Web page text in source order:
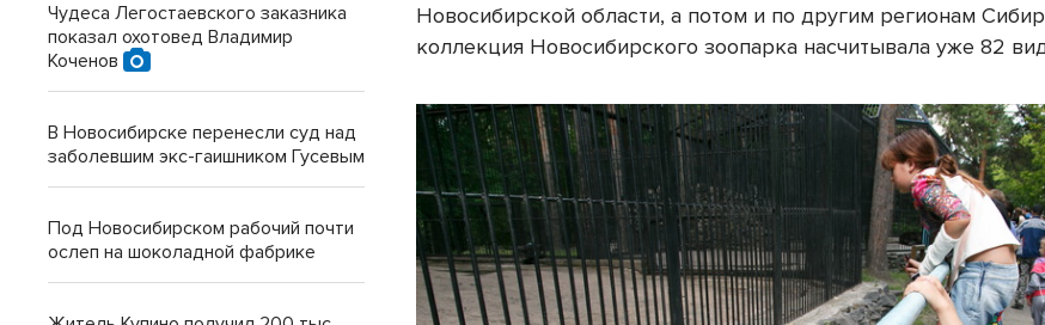
Новосибирской области, а потом и по другим регионам
коллекция Новосибирского зоопарка насчитывала уже 82
Чудеса Легостаевского заказника
показал охотовед Владимир
Коченов
В Новосибирске перенесли суд над
заболевшим экс-гаишником Гусевым
Под Новосибирском рабочий почти
ослеп на шоколадной фабрике